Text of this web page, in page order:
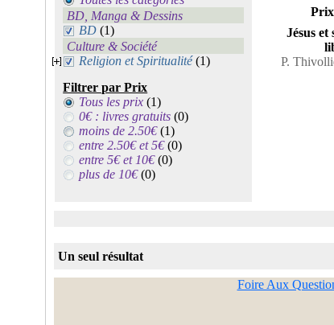
BD, Manga & Dessins
BD (1)
Culture & Société
Religion et Spiritualité(1)
Filtrer par Prix
Tous les prix(1)
0€ : livres gratuits(0)
moins de 2.50€(1)
entre 2.50€ et 5€(0)
entre 5€ et 10€(0)
plus de 10€(0)
Jésus et
P.
Un seul résultat
Foire Aux